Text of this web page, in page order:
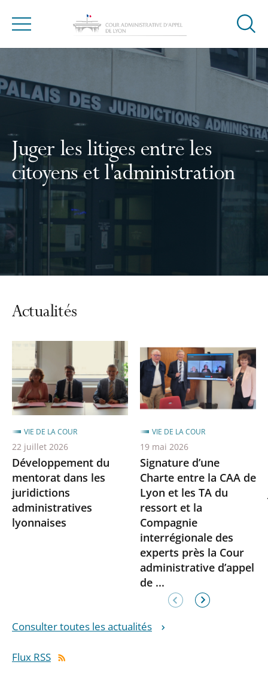
Menu
Ouvrir
de
Juger les litiges entre les
citoyens et l'administration
Actualités
Développement du
mentorat dans les
juridictions
administratives
lyonnaises
VIE DE LA COUR
22 juillet 2026
Signature d’une
Charte entre la CAA de
Lyon et les TA du
ressort et la
Compagnie
interrégionale des
experts près la Cour
administrative d’appel
de ...
VIE DE LA COUR
19 mai 2026
Consulter toutes les actualités
Flux RSS
Élément
précédent
Élément
suivant